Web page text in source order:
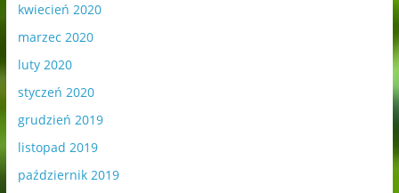
kwiecień 2020
marzec 2020
luty 2020
styczeń 2020
grudzień 2019
listopad 2019
październik 2019